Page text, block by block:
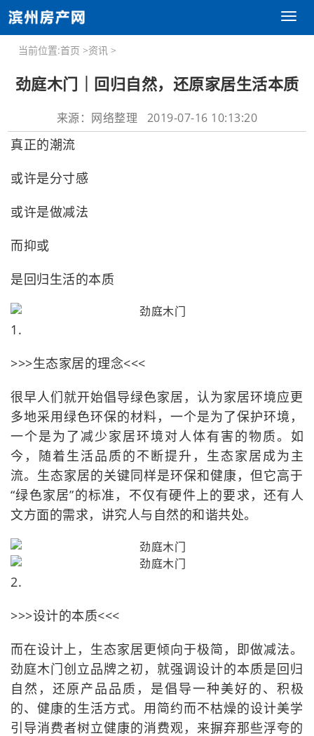
Toggle
当前位置:首页 >资讯 >
劲庭木门｜回归自然，还原家居生活本质
来源：网络整理 2019-07-16 10:13:20
真正的潮流
或许是分寸感
或许是做减法
而抑或
是回归生活的本质
1.
>>>生态家居的理念<<<
很早人们就开始倡导绿色家居，认为家居环境应更
多地采用绿色环保的材料，一个是为了保护环境，
一个是为了减少家居环境对人体有害的物质。如
今，随着生活品质的不断提升，生态家居成为主
流。生态家居的关键同样是环保和健康，但它高于
“绿色家居”的标准，不仅有硬件上的要求，还有人
文方面的需求，讲究人与自然的和谐共处。
2.
>>>设计的本质<<<
而在设计上，生态家居更倾向于极简，即做减法。
劲庭木门创立品牌之初，就强调设计的本质是回归
自然，还原产品品质，是倡导一种美好的、积极
的、健康的生活方式。用简约而不枯燥的设计美学
引导消费者树立健康的消费观，来摒弃那些浮夸的